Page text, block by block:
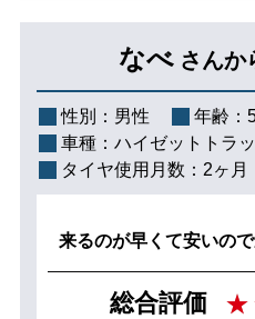
なべ さんか
性別： 男性 年齢：
車種： ハイゼットトラ
タイヤ使用月数： 2ヶ月
来るのが早くて安いので
総合評価